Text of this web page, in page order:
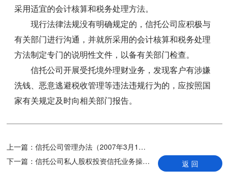
采用适宜的会计核算和税务处理方法。
现行法律法规没有明确规定的，信托公司应积极与
有关部门进行沟通，并就所采用的会计核算和税务处理
方法制定专门的说明性文件，以备有关部门检查。
信托公司开展受托境外理财业务，发现客户有涉嫌
洗钱、恶意逃避税收管理等违法违规行为的，应按照国
家有关规定及时向相关部门报告。
上一篇：信托公司管理办法（2007年3月1日起施行）
下一篇：信托公司私人股权投资信托业务操作指引（08.6.25施行） 返 回